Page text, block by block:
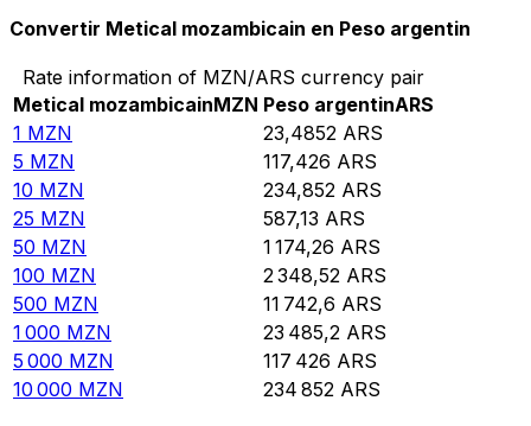
Convertir Metical mozambicain en Peso argentin
Rate information of MZN/ARS currency pair
Metical mozambicainMZN Peso argentinARS
1 MZN 23,4852 ARS
5 MZN 117,426 ARS
10 MZN 234,852 ARS
25 MZN 587,13 ARS
50 MZN 1 174,26 ARS
100 MZN 2 348,52 ARS
500 MZN 11 742,6 ARS
1 000 MZN 23 485,2 ARS
5 000 MZN 117 426 ARS
10 000 MZN 234 852 ARS